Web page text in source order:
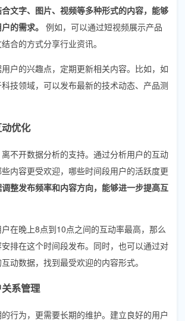
文字、图片、视频等多种形式的内容，能够
的需求。 例如，可以通过短视频展示产品
合的方式分享行业资讯。
户的兴趣点，定期更新相关内容。比如，如
技领域，可以发布最新的技术动态、产品测
优化
不开数据分析的支持。通过分析用户的互动
内容更受欢迎，哪些时间段用户的活跃度更
整发布频率和内容方向，能够进一步提高互
在晚上8点到10点之间的互动率最高，那么
排在这个时间段发布。同时，也可以通过对
动数据，找到最受欢迎的内容形式。
系管理
行为，更需要长期的维护。建立良好的用户